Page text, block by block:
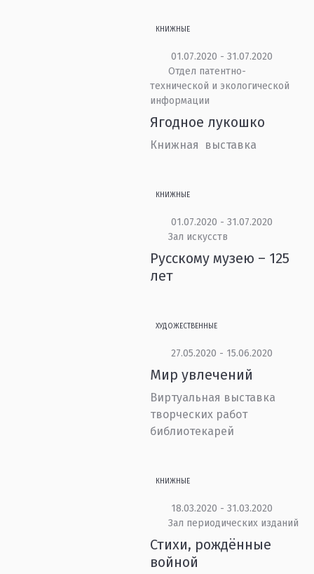
КНИЖНЫЕ
01.07.2020 - 31.07.2020
Отдел патентно-
технической и экологической
информации
Ягодное лукошко
Книжная выставка
КНИЖНЫЕ
01.07.2020 - 31.07.2020
Зал искусств
Русскому музею – 125
лет
ХУДОЖЕСТВЕННЫЕ
27.05.2020 - 15.06.2020
Мир увлечений
Виртуальная выставка
творческих работ
библиотекарей
КНИЖНЫЕ
18.03.2020 - 31.03.2020
Зал периодических изданий
Стихи, рождённые
войной